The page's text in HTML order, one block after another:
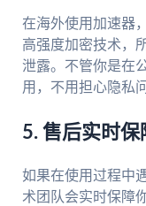
在海外使用加速器
高强度加密技术，
泄露。不管你是在
用，不用担心隐私
5. 售后实时
如果在使用过程中
术团队会实时保障